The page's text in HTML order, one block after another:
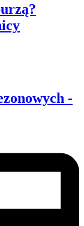
-